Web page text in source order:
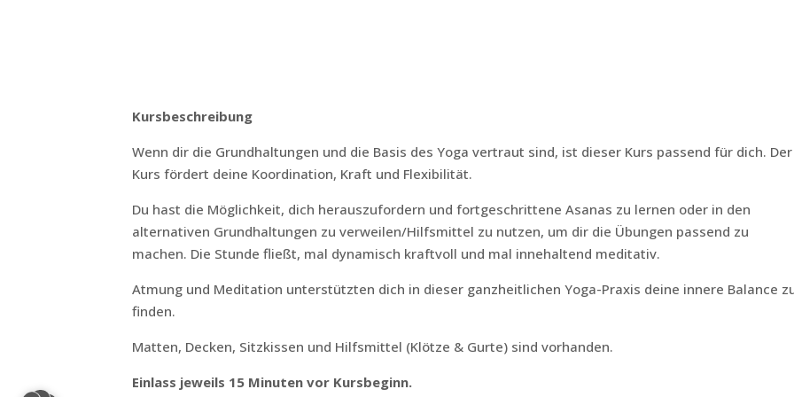
Kursbeschreibung
Wenn dir die Grundhaltungen und die Basis des Yoga vertraut sind, ist dieser Kurs passend für dich. Der
Kurs fördert deine Koordination, Kraft und Flexibilität.
Du hast die Möglichkeit, dich herauszufordern und fortgeschrittene Asanas zu lernen oder in den
alternativen Grundhaltungen zu verweilen/Hilfsmittel zu nutzen, um dir die Übungen passend zu
machen. Die Stunde fließt, mal dynamisch kraftvoll und mal innehaltend meditativ.
Atmung und Meditation unterstützten dich in dieser ganzheitlichen Yoga-Praxis deine innere Balance
finden.
Matten, Decken, Sitzkissen und Hilfsmittel (Klötze & Gurte) sind vorhanden.
Einlass jeweils 15 Minuten vor Kursbeginn.